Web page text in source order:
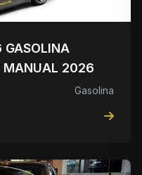
MANUAL 2026
Gasolina